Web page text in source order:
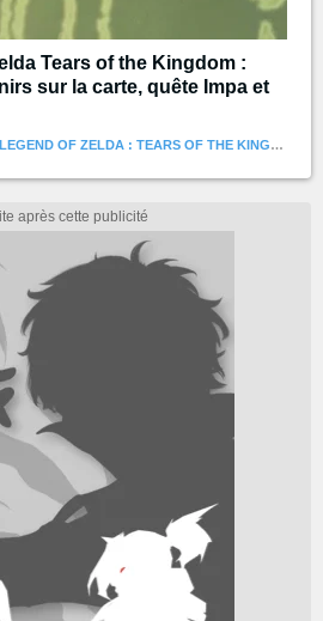
Tears of the Kingdom :
sur la carte, quête Impa et
THE LEGEND OF ZELDA : TEARS OF THE KINGDOM